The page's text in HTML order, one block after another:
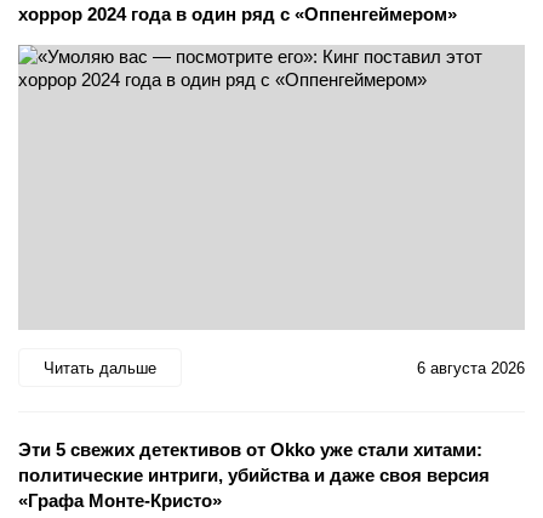
хоррор 2024 года в один ряд с «Оппенгеймером»
Читать дальше 6 августа 2026
Эти 5 свежих детективов от Okko уже стали хитами:
политические интриги, убийства и даже своя версия
«Графа Монте-Кристо»